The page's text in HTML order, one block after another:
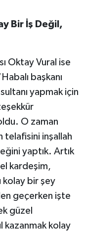
Bir İş Değil,
Oktay Vural ise
başkanı
yapmak için
O zaman
telafisini inşallah
yaptık. Artık
kardeşim,
kolay bir şey
geçerken işte
güzel
kazanmak kolay